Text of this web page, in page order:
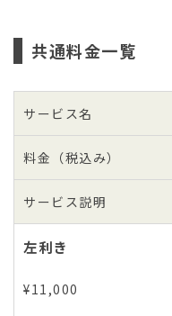
共通料金一覧
サービス名
料金（税込み）
サービス説明
左利き
¥11,000